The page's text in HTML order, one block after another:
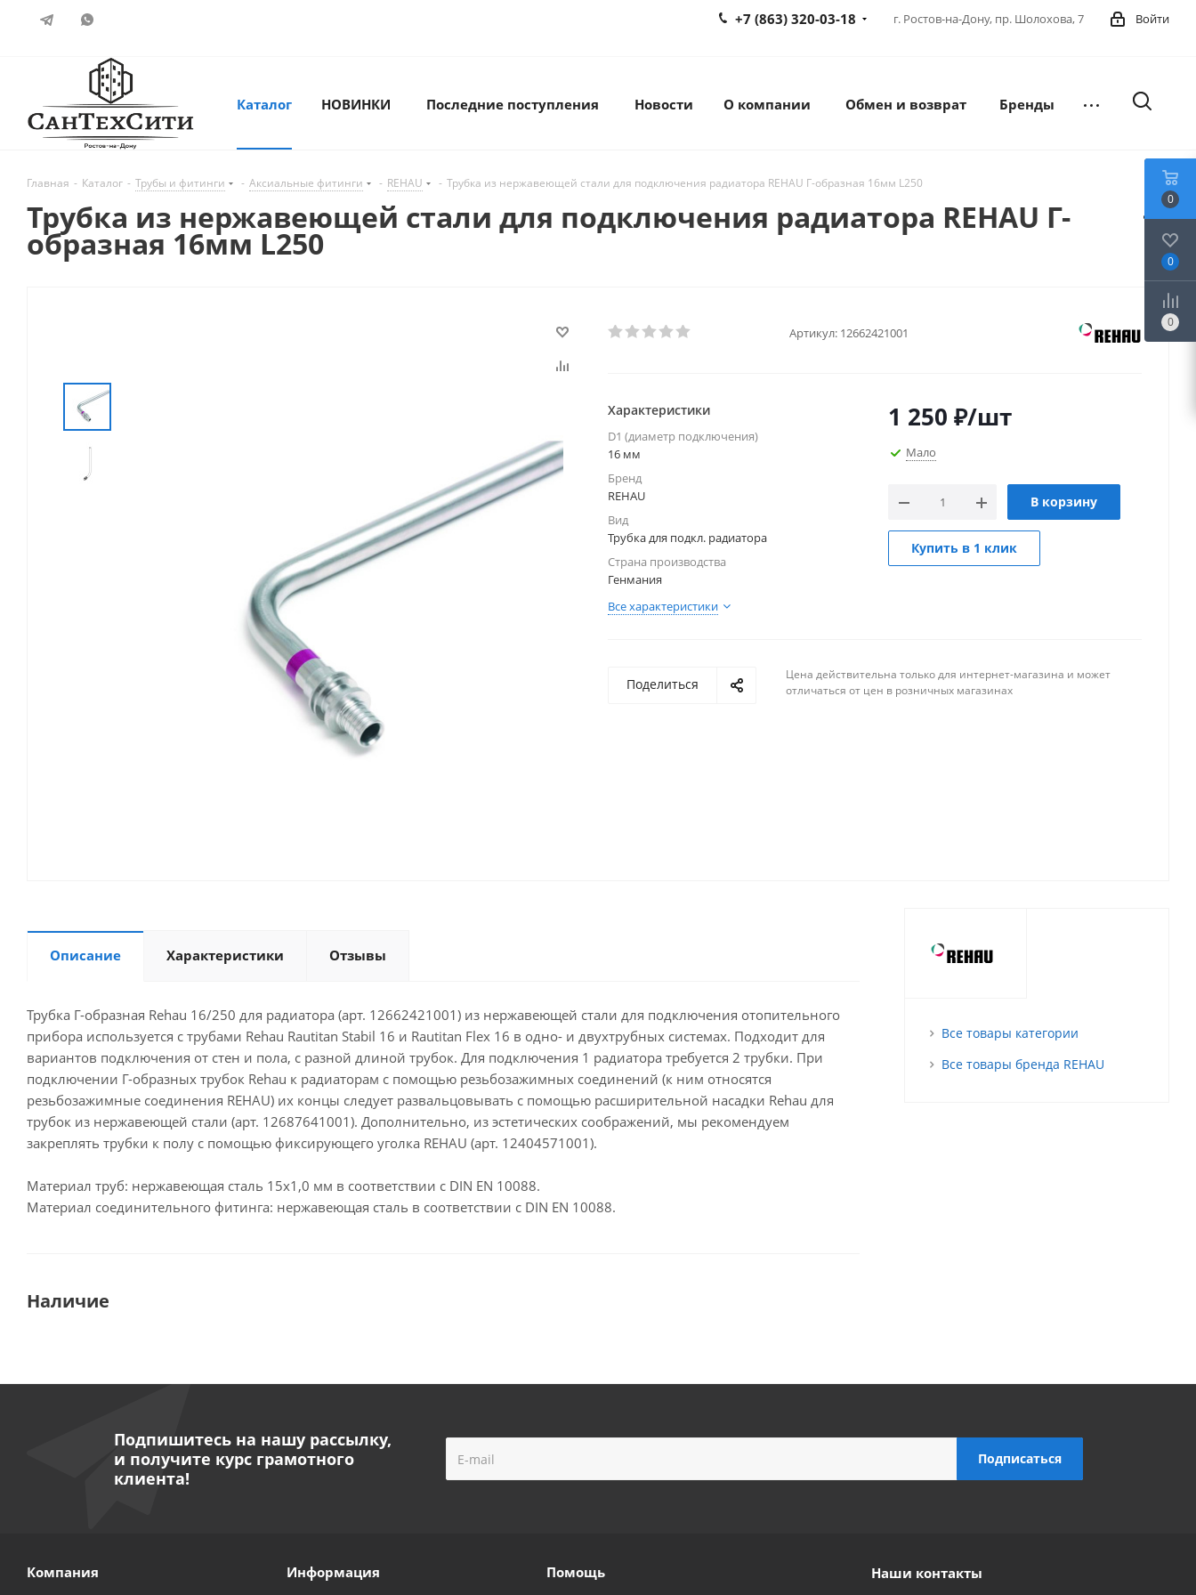
Войти
г. Ростов-на-Дону, пр. Шолохова, 7
+7 (863) 320-03-18
Каталог НОВИНКИ Последние поступления Новости О компании Обмен и возврат Бренды
Главная - Каталог - Трубы и фитинги - Аксиальные фитинги - REHAU - Трубка из нержавеющей стали для подключения радиатора REHAU Г-образная 16мм L250
Трубка из нержавеющей стали для подключения радиатора REHAU Г-
образная 16мм L250
Артикул: 12662421001
Характеристики
D1 (диаметр подключения)
16 мм
Бренд
REHAU
Вид
Трубка для подкл. радиатора
Страна производства
Генмания
Все характеристики
1 250 ₽/шт
Мало
В корзину
Купить в 1 клик
Поделиться
Цена действительна только для интернет-магазина и может
отличаться от цен в розничных магазинах
Описание Характеристики Отзывы
Трубка Г-образная Rehau 16/250 для радиатора (арт. 12662421001) из нержавеющей стали для подключения отопительного
прибора используется с трубами Rehau Rautitan Stabil 16 и Rautitan Flex 16 в одно- и двухтрубных системах. Подходит для
вариантов подключения от стен и пола, с разной длиной трубок. Для подключения 1 радиатора требуется 2 трубки. При
подключении Г-образных трубок Rehau к радиаторам с помощью резьбозажимных соединений (к ним относятся
резьбозажимные соединения REHAU) их концы следует развальцовывать с помощью расширительной насадки Rehau для
трубок из нержавеющей стали (арт. 12687641001). Дополнительно, из эстетических соображений, мы рекомендуем
закреплять трубки к полу с помощью фиксирующего уголка REHAU (арт. 12404571001).
Материал труб: нержавеющая сталь 15x1,0 мм в соответствии с DIN EN 10088.
Материал соединительного фитинга: нержавеющая сталь в соответствии с DIN EN 10088.
Наличие
Все товары категории
Все товары бренда REHAU
Подпишитесь на нашу рассылку,
и получите курс грамотного
клиента!
Компания Информация Помощь Наши контакты
0
0
0